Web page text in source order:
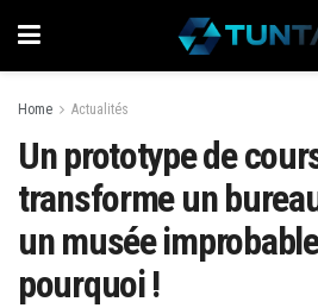
Home Actualités
Un prototype de
transforme un
un musée
pourquoi !